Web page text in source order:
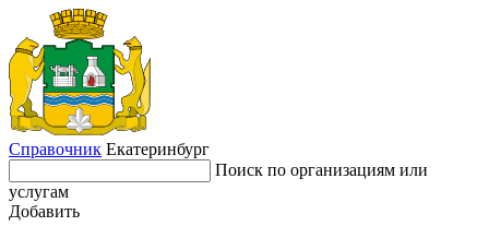
Справочник Екатеринбург
Поиск по организациям или
услугам
Добавить